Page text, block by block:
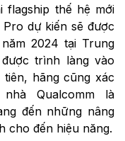
flagship thế hệ mới
Pro dự kiến sẽ được
2024 tại Trung
trình làng vào
tiên, hãng cũng xác
Qualcomm là
đến những nâng
cho đến hiệu năng.